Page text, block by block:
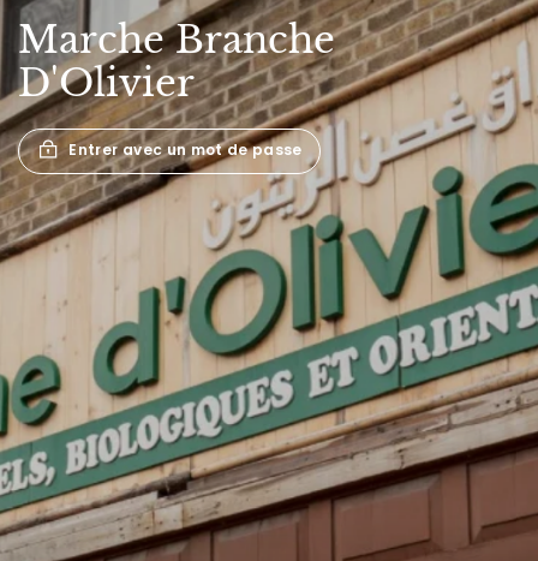
MarcheBranche
D'Olivier
Entrer avec un mot de passe